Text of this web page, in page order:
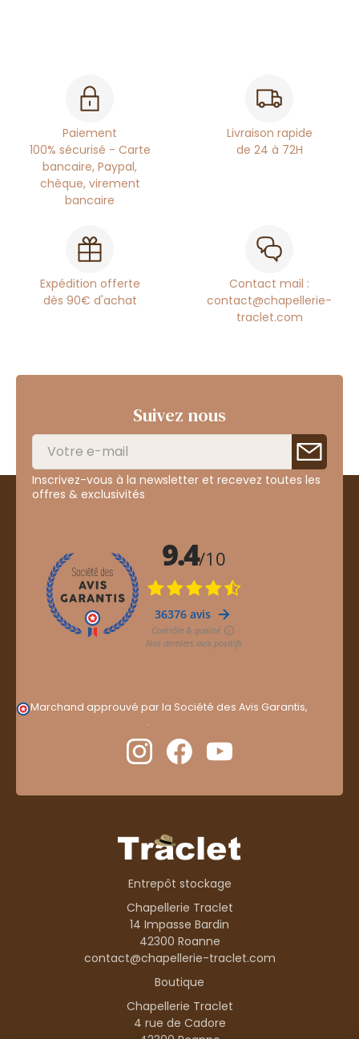
Paiement
100% sécurisé - Carte
bancaire, Paypal,
chèque, virement
bancaire
Livraison rapide
de 24 à 72H
Expédition offerte
dès 90€ d'achat
Contact mail :
contact@chapellerie-
traclet.com
Suivez nous
Inscrivez-vous à la newsletter et recevez toutes les
offres & exclusivités
Marchand approuvé par la Société des Avis Garantis,
.
Entrepôt stockage
Chapellerie Traclet
14 Impasse Bardin
42300 Roanne
contact@chapellerie-traclet.com
Boutique
Chapellerie Traclet
4 rue de Cadore